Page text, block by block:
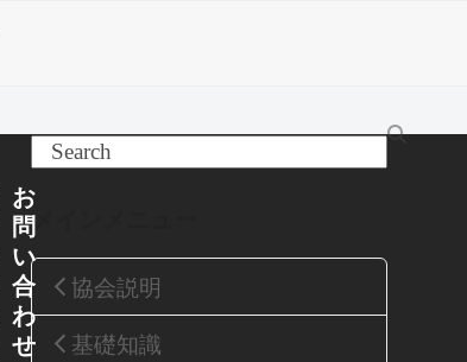
Search
メインメニュー
協会説明
基礎知識
お
問
い
合
わ
せ